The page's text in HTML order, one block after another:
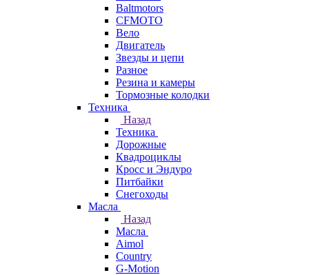
Baltmotors
CFMOTO
Вело
Двигатель
Звезды и цепи
Разное
Резина и камеры
Тормозные колодки
Техника
Назад
Техника
Дорожные
Квадроциклы
Кросс и Эндуро
Питбайки
Снегоходы
Масла
Назад
Масла
Aimol
Country
G-Motion